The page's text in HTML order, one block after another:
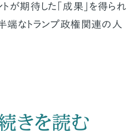
が期待した「成果」を得られ
端なトランプ政権関連の人
きを読む